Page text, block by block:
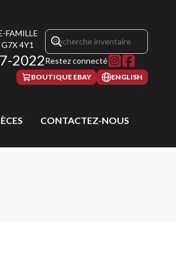
FAMILLE
G7X 4Y1
2022Restez connecté
BOUTIQUE EBAY ENGLISH
CONTACTEZ-NOUS